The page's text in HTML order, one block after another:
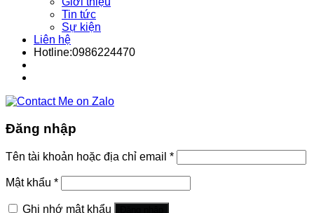
Tin tức
Sự kiện
Liên hệ
Hotline:0986224470
Đăng nhập
Tên tài khoản hoặc địa chỉ email *
Mật khẩu *
Ghi nhớ mật khẩu